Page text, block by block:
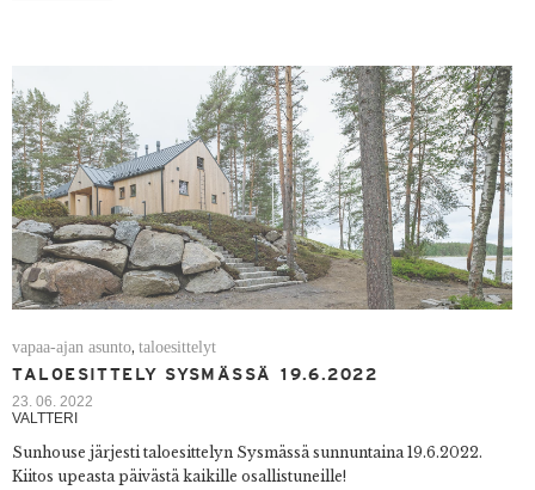
vapaa-ajan asunto,taloesittelyt
TALOESITTELY SYSMÄSSÄ 19.6.2022
23. 06. 2022
VALTTERI
Sunhouse järjesti taloesittelyn Sysmässä sunnuntaina 19.6.2022.
Kiitos upeasta päivästä kaikille osallistuneille!